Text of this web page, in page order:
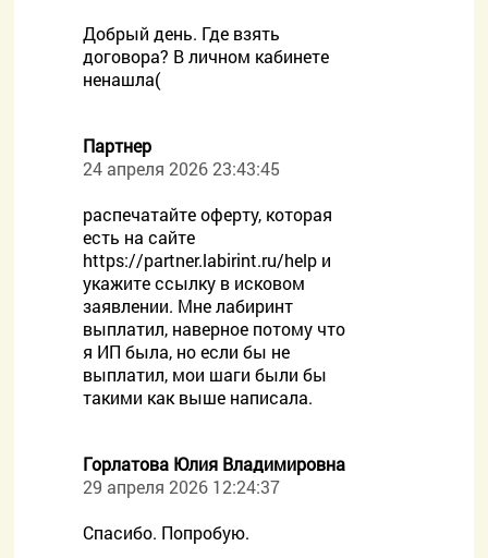
Добрый день. Где взять
договора? В личном кабинете
ненашла(
Партнер
24 апреля 2026 23:43:45
распечатайте оферту, которая
есть на сайте
https://partner.labirint.ru/help и
укажите ссылку в исковом
заявлении. Мне лабиринт
выплатил, наверное потому что
я ИП была, но если бы не
выплатил, мои шаги были бы
такими как выше написала.
Горлатова Юлия Владимировна
29 апреля 2026 12:24:37
Спасибо. Попробую.